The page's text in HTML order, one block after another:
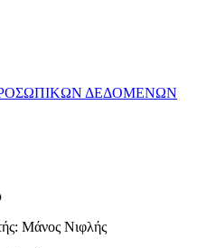
ΔΕΔΟΜΕΝΩΝ
Μάνος Νιφλής